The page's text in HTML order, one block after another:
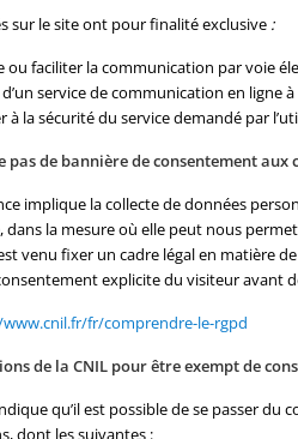
sur le site ont pour finalité exclusive :
ou faciliter la communication par voie
service de communication en ligne
à la sécurité du service demandé par
pas de bannière de consentement aux
implique la collecte de données
dans la mesure où elle peut nous
venu fixer un cadre légal en matière
explicite du visiteur avant
fr/comprendre-le-rgpd
de la CNIL pour être exempt de
qu’il est possible de se passer
dont les suivantes :